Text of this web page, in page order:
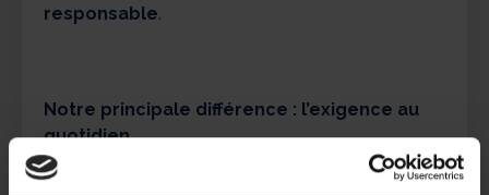
responsable.
Notre principale différence : l’exigence au
quotidien
Nos
tout au